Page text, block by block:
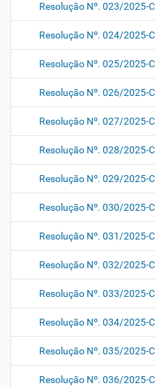
Resolução Nº. 023/2025-
Resolução Nº. 024/2025-
Resolução Nº. 025/2025-
Resolução Nº. 026/2025-
Resolução Nº. 027/2025-
Resolução Nº. 028/2025-
Resolução Nº. 029/2025-
Resolução Nº. 030/2025-
Resolução Nº. 031/2025-
Resolução Nº. 032/2025-
Resolução Nº. 033/2025-
Resolução Nº. 034/2025-
Resolução Nº. 035/2025-
Resolução Nº. 036/2025-